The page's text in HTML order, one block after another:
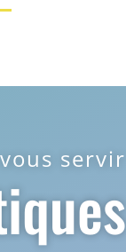
servir